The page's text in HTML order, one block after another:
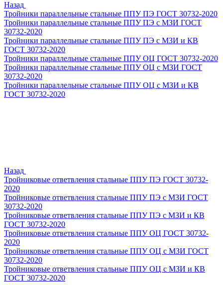
Назад
Тройники параллельные стальные ППУ ПЭ ГОСТ 30732-2020
Тройники параллельные стальные ППУ ПЭ с МЗИ ГОСТ
30732-2020
Тройники параллельные стальные ППУ ПЭ с МЗИ и КВ
ГОСТ 30732-2020
Тройники параллельные стальные ППУ ОЦ ГОСТ 30732-2020
Тройники параллельные стальные ППУ ОЦ с МЗИ ГОСТ
30732-2020
Тройники параллельные стальные ППУ ОЦ с МЗИ и КВ
ГОСТ 30732-2020
Назад
Тройниковые ответвления стальные ППУ ПЭ ГОСТ 30732-
2020
Тройниковые ответвления стальные ППУ ПЭ с МЗИ ГОСТ
30732-2020
Тройниковые ответвления стальные ППУ ПЭ с МЗИ и КВ
ГОСТ 30732-2020
Тройниковые ответвления стальные ППУ ОЦ ГОСТ 30732-
2020
Тройниковые ответвления стальные ППУ ОЦ с МЗИ ГОСТ
30732-2020
Тройниковые ответвления стальные ППУ ОЦ с МЗИ и КВ
ГОСТ 30732-2020